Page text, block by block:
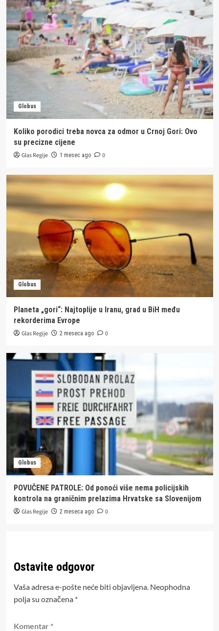
Globus
Koliko porodici treba novca za odmor u Crnoj Gori: Ovo
su precizne cijene
Glas Regije 1 mesec ago 0
Globus
Planeta „gori“: Najtoplije u Iranu, grad u BiH među
rekorderima Evrope
Glas Regije 2 meseca ago 0
Globus
POVUČENE PATROLE: Od ponoći više nema policijskih
kontrola na graničnim prelazima Hrvatske sa Slovenijom
Glas Regije 2 meseca ago 0
Ostavite odgovor
Vaša adresa e-pošte neće biti objavljena. Neophodna
polja su označena *
Komentar *